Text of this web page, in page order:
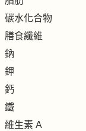
碳水化合物
膳食纖維
鈉
鉀
鈣
鐵
維生素 A